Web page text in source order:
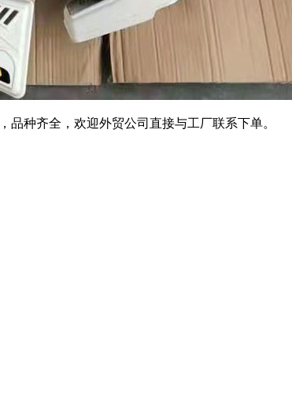
种齐全，欢迎外贸公司直接与工厂联系下单。